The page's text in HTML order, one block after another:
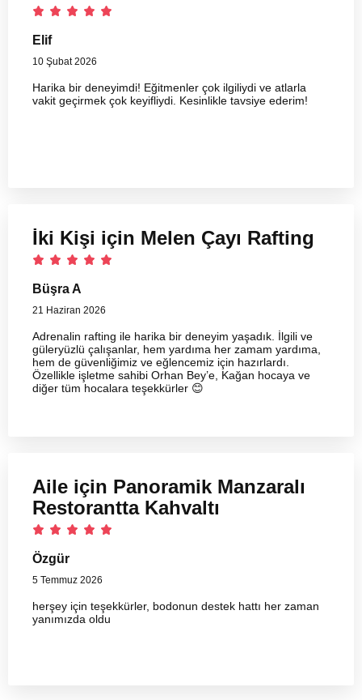
Elif
10 Şubat 2026
Harika bir deneyimdi! Eğitmenler çok ilgiliydi ve atlarla
vakit geçirmek çok keyifliydi. Kesinlikle tavsiye ederim!
İki Kişi için Melen Çayı Rafting
Büşra A
21 Haziran 2026
Adrenalin rafting ile harika bir deneyim yaşadık. İlgili ve
güleryüzlü çalışanlar, hem yardıma her zamam yardıma,
hem de güvenliğimiz ve eğlencemiz için hazırlardı.
Özellikle işletme sahibi Orhan Bey’e, Kağan hocaya ve
diğer tüm hocalara teşekkürler 😊
Aile için Panoramik Manzaralı
Restorantta Kahvaltı
Özgür
5 Temmuz 2026
herşey için teşekkürler, bodonun destek hattı her zaman
yanımızda oldu